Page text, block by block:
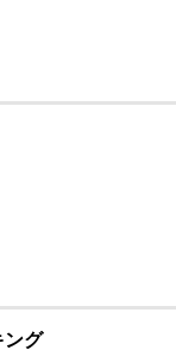
ング